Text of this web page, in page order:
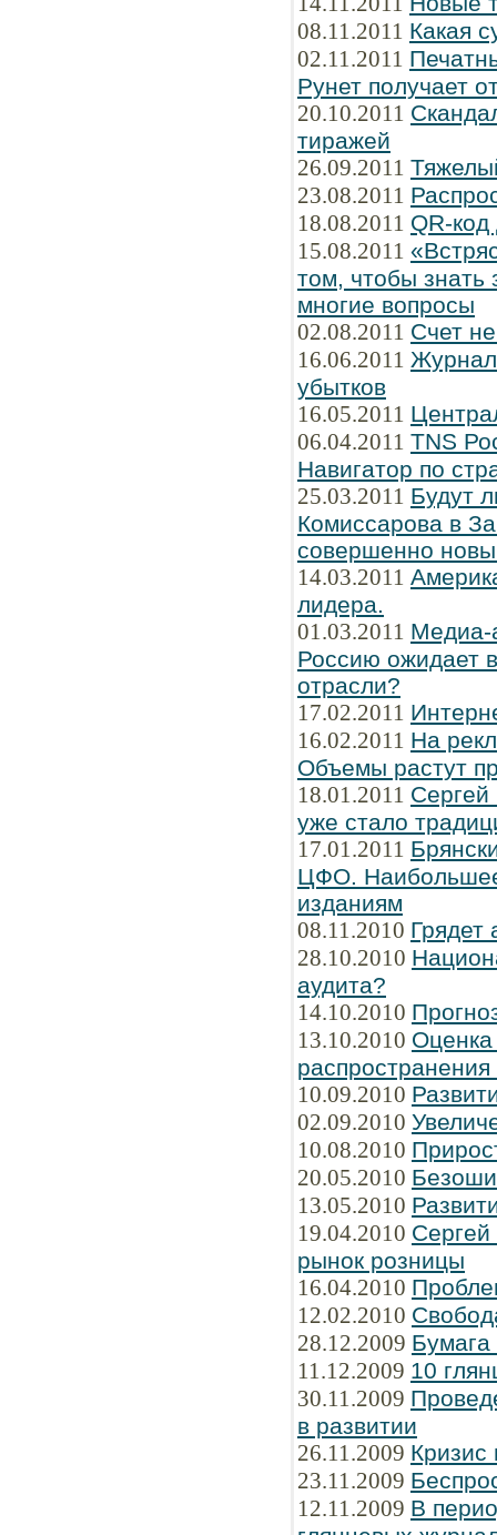
08.11.2011 Какая
02.11.2011
Рунет получает
20.10.2011
тиражей
26.09.2011
23.08.2011
18.08.2011 QR-код
15.08.2011
том, чтобы знать
многие вопросы
02.08.2011 Счет
16.06.2011 Журнал
убытков
16.05.2011
06.04.2011 TNS
Навигатор по
25.03.2011 Будут
Комиссарова в
совершенно
14.03.2011
лидера.
01.03.2011 Медиа-
Россию ожидает
отрасли?
17.02.2011
16.02.2011 На
Объемы растут
18.01.2011 Сергей
уже стало
17.01.2011
ЦФО.
изданиям
08.11.2010 Грядет
28.10.2010
аудита?
14.10.2010
13.10.2010
10.09.2010
02.09.2010
10.08.2010
20.05.2010
13.05.2010
19.04.2010 Сергей
рынок розницы
16.04.2010
12.02.2010
28.12.2009
11.12.2009 10
30.11.2009
в развитии
26.11.2009
23.11.2009
12.11.2009 В